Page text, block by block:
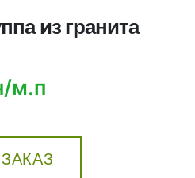
из гранита
м.п